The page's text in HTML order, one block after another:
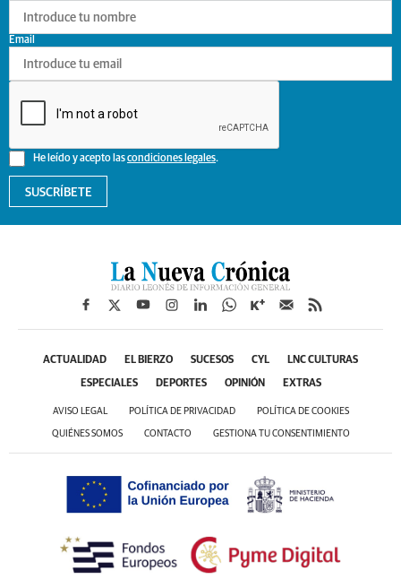
He leído y acepto lascondiciones legales.
Email
SUSCRÍBETE
ACTUALIDAD EL BIERZO SUCESOS CYL LNC CULTURAS
ESPECIALES DEPORTES OPINIÓN EXTRAS
AVISO LEGAL POLÍTICA DE PRIVACIDAD POLÍTICA DE COOKIES
QUIÉNES SOMOS CONTACTO GESTIONA TU CONSENTIMIENTO